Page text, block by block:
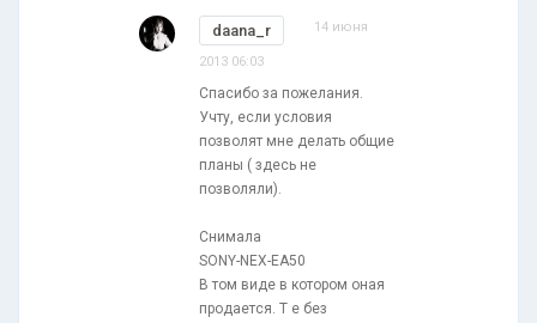
daana_r 14 июня
2013 06:03
Спасибо за пожелания.
Учту, если условия
позволят мне делать общие
планы ( здесь не
позволяли).
Снимала
SONY-NEX-EA50
В том виде в котором оная
продается. Т е без